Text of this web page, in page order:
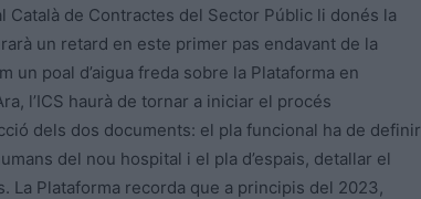
de Contractes del Sector Públic li donés la
un retard en este primer pas endavant de la
poal d’aigua freda sobre la Plataforma en
l’ICS haurà de tornar a iniciar el procés
dels dos documents: el pla funcional ha de definir
del nou hospital i el pla d’espais, detallar el
Plataforma recorda que a principis del 2023,